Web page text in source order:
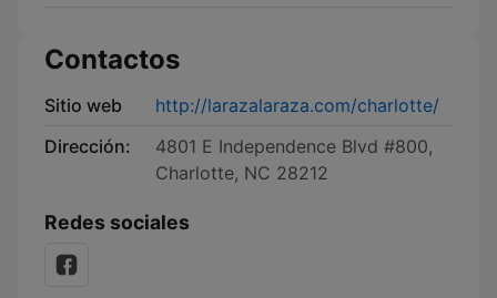
Contactos
Sitio web
http://larazalaraza.com/charlotte/
Dirección:
4801 E Independence Blvd #800,
Charlotte, NC 28212
Redes sociales